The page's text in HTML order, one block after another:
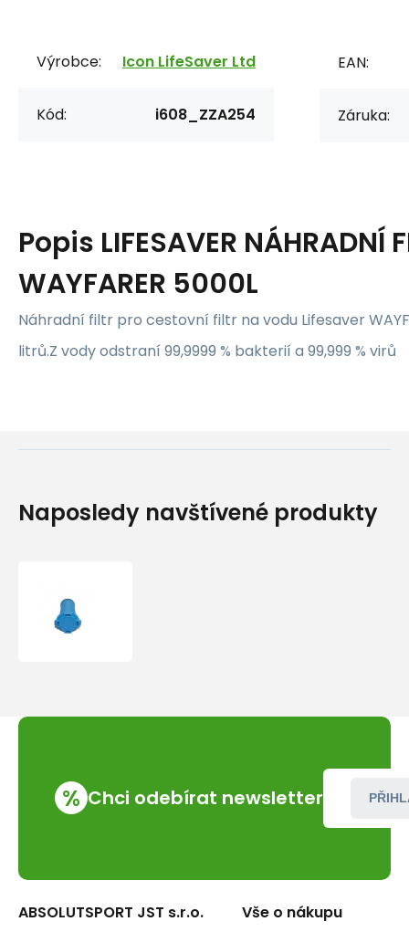
Výrobce: Icon LifeSaver Ltd
Kód: i608_ZZA254
EAN:
Záruka:
Popis LIFESAVER NÁHRADNÍ
WAYFARER 5000L
Náhradní filtr pro cestovní filtr na vodu Lifesaver
litrů.Z vody odstraní 99,9999 % bakterií a 99,999 % virů
Naposledy navštívené produkty
% Chci odebírat newsletter
ABSOLUTSPORT JST s.r.o. Vše o nákupu